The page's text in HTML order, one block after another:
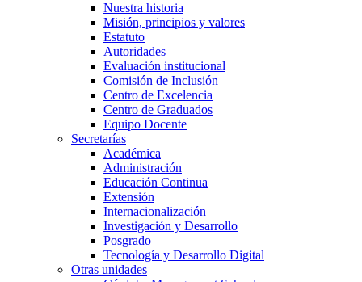
Nuestra historia
Misión, principios y valores
Estatuto
Autoridades
Evaluación institucional
Comisión de Inclusión
Centro de Excelencia
Centro de Graduados
Equipo Docente
Secretarías
Académica
Administración
Educación Continua
Extensión
Internacionalización
Investigación y Desarrollo
Posgrado
Tecnología y Desarrollo Digital
Otras unidades